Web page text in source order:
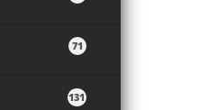
71
131